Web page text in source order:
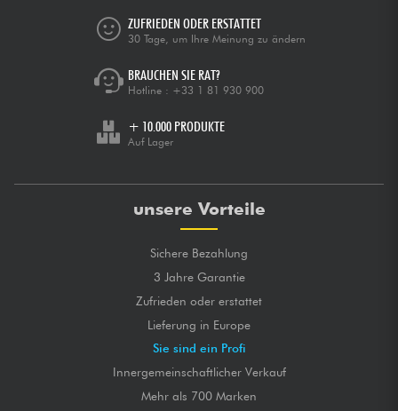
ZUFRIEDEN ODER ERSTATTET
30 Tage, um Ihre Meinung zu ändern
BRAUCHEN SIE RAT?
Hotline : +33 1 81 930 900
+ 10.000 PRODUKTE
Auf Lager
unsere Vorteile
Sichere Bezahlung
3 Jahre Garantie
Zufrieden oder erstattet
Lieferung in Europe
Sie sind ein Profi
Innergemeinschaftlicher Verkauf
Mehr als 700 Marken